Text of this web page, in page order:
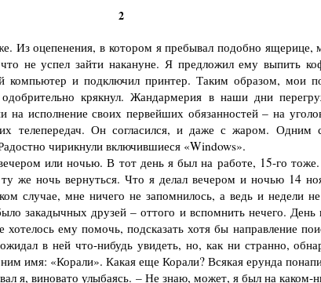
2
Из оцепенения, в котором я пребывал подобно ящерице,
не успел зайти накануне. Я предложил ему выпить
компьютер и подключил принтер. Таким образом, мои
крякнул. Жандармерия в наши дни
исполнение своих первейших обязанностей – на
телепередач. Он согласился, и даже с жаром. Одним
чирикнули включившиеся «Windows».
или ночью. В тот день я был на работе, 15-го тоже.
же ночь вернуться. Что я делал вечером и ночью 14
случае, мне ничего не запомнилось, а ведь и недели
закадыч­ных друзей – оттого и вспомнить нечего.
ему помочь, подска­зать хотя бы направление
в ней что-нибудь увидеть, но, как ни странно,
имя: «Корали». Какая еще Корали? Всякая ерунда
я, виновато улыбаясь. – Не знаю, может, я был на каком-